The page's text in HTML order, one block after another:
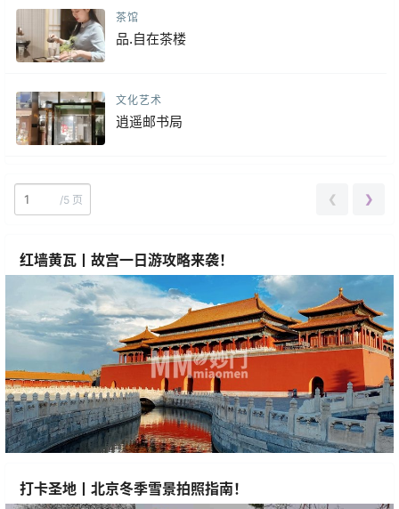
茶馆
品.自在茶楼
文化艺术
逍遥邮书局
/5 页 ❮ ❯
红墙黄瓦丨故宫一日游攻略来袭！
打卡圣地丨北京冬季雪景拍照指南！